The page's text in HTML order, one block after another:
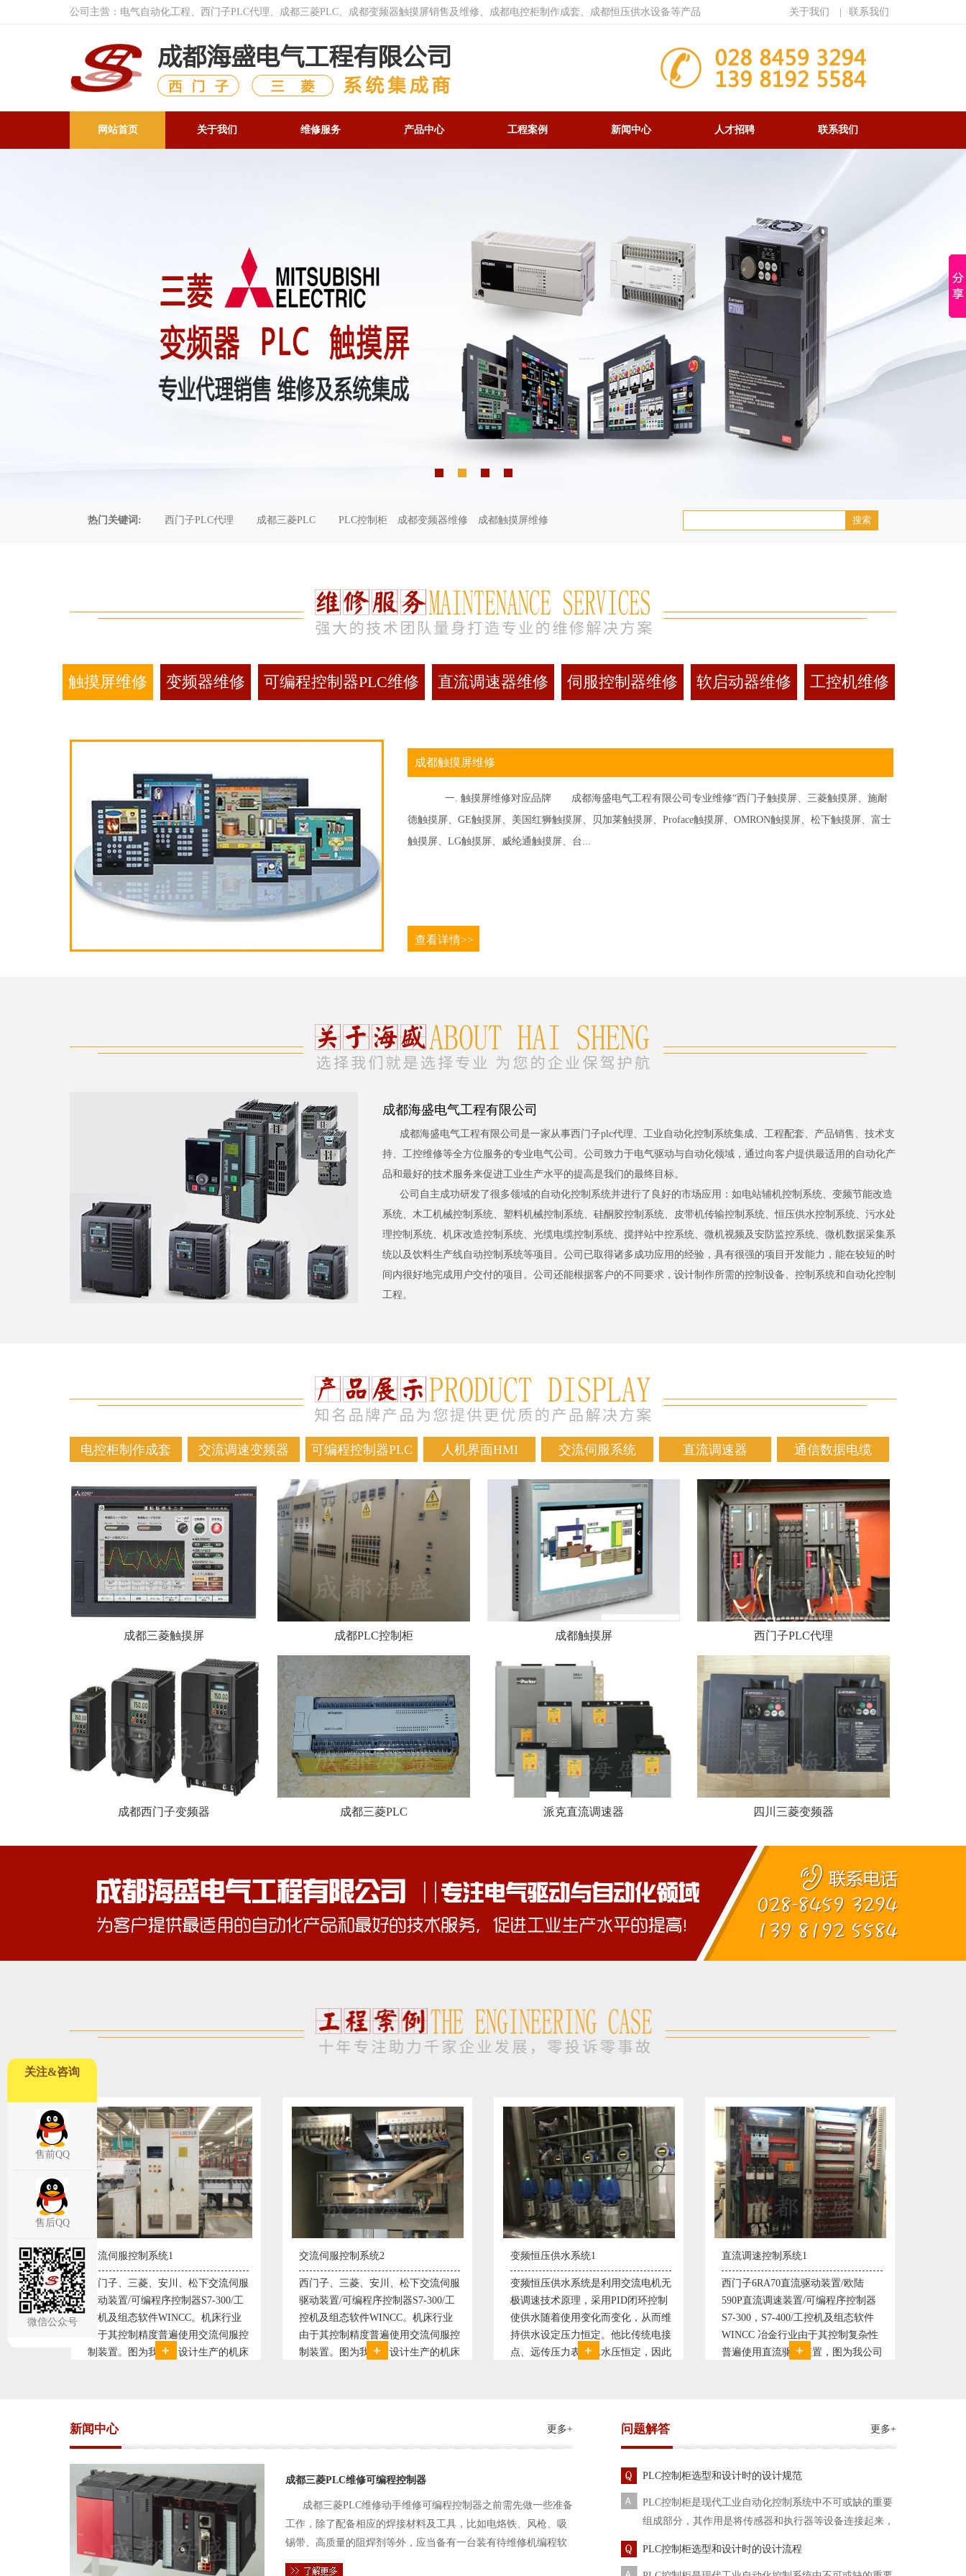
公司主营：电气自动化工程、西门子PLC代理、成都三菱PLC、成都变频器触摸屏销售及维修、成都电控柜制作成套、成都恒压供水设备等产品 关于我们 联系我们
网站首页 关于我们 维修服务 产品中心 工程案例 新闻中心 人才招聘 联系我们
热门关键词: 西门子PLC代理 成都三菱PLC PLC控制柜 成都变频器维修 成都触摸屏维修
触摸屏维修 变频器维修 可编程控制器PLC维修 直流调速器维修 伺服控制器维修 软启动器维修 工控机维修
成都触摸屏维修
一. 触摸屏维修对应品牌 成都海盛电气工程有限公司专业维修“西门子触摸屏、三菱触摸屏、施耐
德触摸屏、GE触摸屏、美国红狮触摸屏、贝加莱触摸屏、Proface触摸屏、OMRON触摸屏、松下触摸屏、富士
触摸屏、LG触摸屏、威纶通触摸屏、台...
查看详情>>
成都海盛电气工程有限公司
成都海盛电气工程有限公司是一家从事西门子plc代理、工业自动化控制系统集成、工程配套、产品销售、技术支
持、工控维修等全方位服务的专业电气公司。公司致力于电气驱动与自动化领域，通过向客户提供最适用的自动化产
品和最好的技术服务来促进工业生产水平的提高是我们的最终目标。
公司自主成功研发了很多领域的自动化控制系统并进行了良好的市场应用：如电站辅机控制系统、变频节能改造
系统、木工机械控制系统、塑料机械控制系统、硅酮胶控制系统、皮带机传输控制系统、恒压供水控制系统、污水处
理控制系统、机床改造控制系统、光缆电缆控制系统、搅拌站中控系统、微机视频及安防监控系统、微机数据采集系
统以及饮料生产线自动控制系统等项目。公司已取得诸多成功应用的经验，具有很强的项目开发能力，能在较短的时
间内很好地完成用户交付的项目。公司还能根据客户的不同要求，设计制作所需的控制设备、控制系统和自动化控制
工程。
电控柜制作成套 交流调速变频器 可编程控制器PLC 人机界面HMI 交流伺服系统 直流调速器 通信数据电缆
成都三菱触摸屏 成都PLC控制柜 成都触摸屏 西门子PLC代理
成都西门子变频器 成都三菱PLC 派克直流调速器 四川三菱变频器
流伺服
300/工
行业
交流伺服控制系统2
西门子、三菱、安川、松下交流伺服
驱动装置/可编程序控制器S7-300/工
控机及组态软件WINCC。机床行业
由于其控制精度普遍使用交流伺服控
制装置。图为我公司设计生产的机床
变频恒压供水系统1
变频恒压供水系统是利用交流电机无
极调速技术原理，采用PID闭环控制
使供水随着使用变化而变化，从而维
持供水设定压力恒定。他比传统电接
点、远传压力表供水水压恒定，因此
直流调速控制系统1
西门子6RA70直流驱动装置/欧陆
590P直流调速装置/可编程序控制器
S7-300，S7-400/工控机及组态软件
WINCC 冶金行业由于其控制复杂性
普遍使用直流驱动装置，图为我公司
塑料机械控制系统1
典型的塑料生产线电控系统配置：
丹佛斯变频器VLT5000， RKC温控
仪表， 西门子可编程序控制器S7-
200， 工控组态软件WINCC或
Protool或组态王。 使用在生产塑料
新闻中心 更多+
成都三菱PLC维修可编程控制器
成都三菱PLC维修动手维修可编程控制器之前需先做一些准备
工作，除了配备相应的焊接材料及工具，比如电烙铁、风枪、吸
锡带、高质量的阻焊剂等外，应当备有一台装有待维修机编程软
件的电路及通信电缆。这一是由于待修机常常是从工作系统中拆
问题解答 更多+
PLC控制柜选型和设计时的设计规范
PLC控制柜是现代工业自动化控制系统中不可或缺的重要
组成部分，其作用是将传感器和执行器等设备连接起来，
PLC控制柜选型和设计时的设计流程
关注&咨询
售前QQ
售后QQ
微信公众号